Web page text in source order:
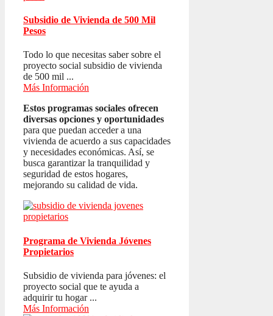
Subsidio de Vivienda de 500 Mil
Pesos
Todo lo que necesitas saber sobre el
proyecto social subsidio de vivienda
de 500 mil ...
Más Información
Estos programas sociales ofrecen
diversas opciones y oportunidades
para que puedan acceder a una
vivienda de acuerdo a sus capacidades
y necesidades económicas. Así, se
busca garantizar la tranquilidad y
seguridad de estos hogares,
mejorando su calidad de vida.
Programa de Vivienda Jóvenes
Propietarios
Subsidio de vivienda para jóvenes: el
proyecto social que te ayuda a
adquirir tu hogar ...
Más Información